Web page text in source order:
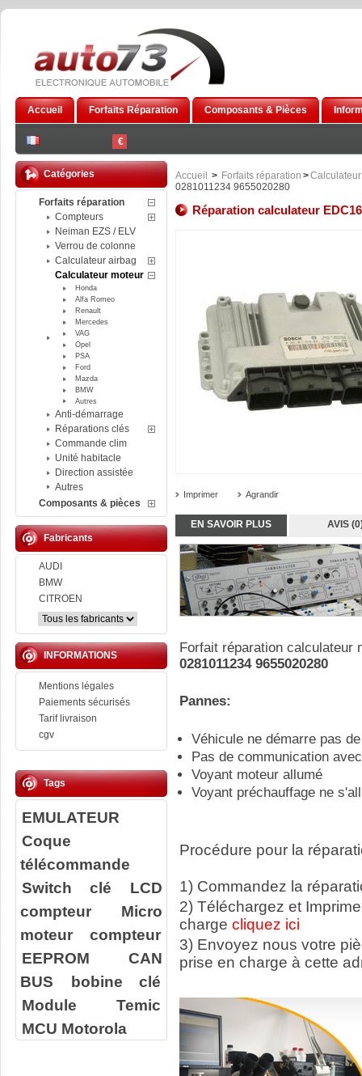
€
Accueil Forfaits Réparation Composants & Pièces
Catégories
Forfaits réparation
Compteurs
Neiman EZS / ELV
Verrou de colonne
Calculateur airbag
Calculateur moteur
Honda
Alfa Romeo
Renault
Mercedes
VAG
Opel
PSA
Ford
Mazda
BMW
Autres
Anti-démarrage
Réparations clés
Commande clim
Unité habitacle
Direction assistée
Autres
Composants & pièces
Fabricants
AUDI
BMW
CITROEN
INFORMATIONS
Mentions légales
Paiements sécurisés
Tarif livraison
cgv
Tags
EMULATEUR
Coque
télécommande
Switch clé
LCD
compteur
Micro
moteur compteur
EEPROM
CAN
BUS
bobine clé
Module Temic
MCU Motorola
Accueil > Forfaits réparation >
0281011234 9655020280
Réparation calculateur
Imprimer Agrandir
EN SAVOIR PLUS AVIS
Forfait réparation calculateur
0281011234 9655020280
Pannes:
Véhicule ne démarre pas
Pas de communication
Voyant moteur allumé
Voyant préchauffage ne
Procédure pour la
1) Commandez la
2) Téléchargez et
charge cliquez ici
3) Envoyez nous votre
prise en charge à cette